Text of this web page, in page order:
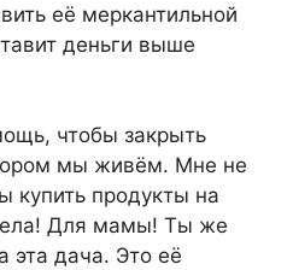
её меркантильной
деньги выше
чтобы закрыть
мы живём. Мне не
купить продукты на
Для мамы! Ты же
эта дача. Это её